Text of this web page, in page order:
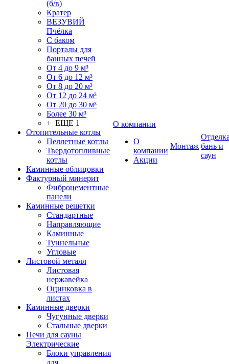
(б/в)
Кратер
ВЕЗУВИЙ
Пчёлка
С баком
Порталы для
банных печей
От 4 до 9 м³
От 6 до 12 м³
От 8 до 20 м³
От 12 до 24 м³
От 20 до 30 м³
Более 30 м³
+ ЕЩЕ 1
Отопительные котлы
Пеллетные котлы
Твердотопливные
котлы
Каминные облицовки
Фактурный минерит
Фиброцементные
панели
Каминные решетки
Стандартные
Направляющие
Каминные
Туннельные
Угловые
Листовой металл
Листовая
нержавейка
Оцинковка в
листах
Каминные дверки
Чугунные дверки
Стальные дверки
Печи для сауны
Электрические
Блоки управления
для
О компании
О
компании
Акции
Монтаж бань и
саун